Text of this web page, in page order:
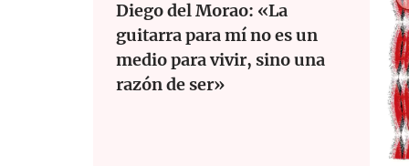
Diego del Morao: «La
guitarra para mí no es un
medio para vivir, sino una
razón de ser»